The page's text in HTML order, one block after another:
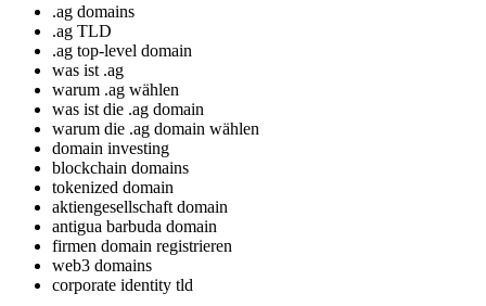
.ag domains
.ag TLD
.ag top-level domain
was ist .ag
warum .ag wählen
was ist die .ag domain
warum die .ag domain wählen
domain investing
blockchain domains
tokenized domain
aktiengesellschaft domain
antigua barbuda domain
firmen domain registrieren
web3 domains
corporate identity tld